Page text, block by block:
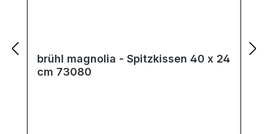
brühl magnolia - Spitzkissen 40 x 24
cm 73080